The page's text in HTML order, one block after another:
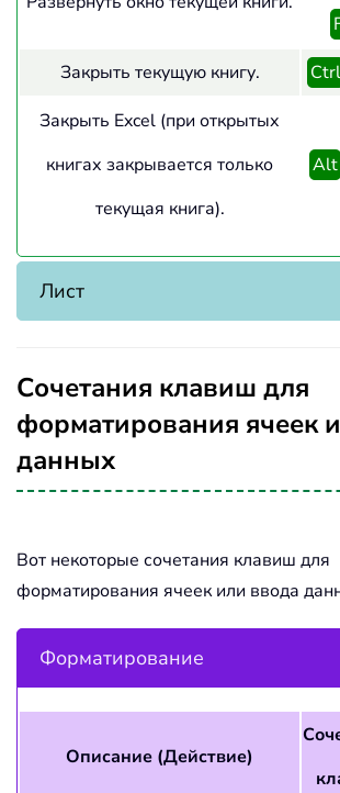
Закрыть текущую книгу.
Ctrl
Закрыть Excel (при открытых
книгах закрывается только
текущая книга).
Alt
Лист
Сочетания клавиш для
форматирования ячеек
данных
Вот некоторые сочетания клавиш для
форматирования ячеек или ввода
Форматирование
Описание (Действие)